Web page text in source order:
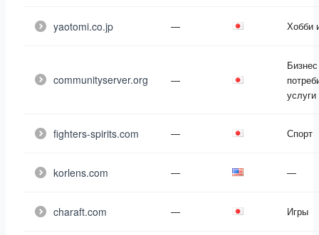
yaotomi.co.jp — Хобби
communityserver.org —
услуги
fighters-spirits.com — Спорт
korlens.com — —
charaft.com — Игры